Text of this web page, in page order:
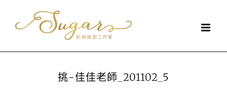
挑-佳佳老師_201102_5